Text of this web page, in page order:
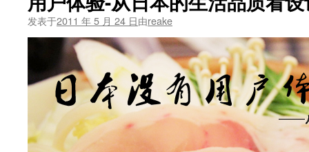
发表于2011 年 5 月 24 日由reake